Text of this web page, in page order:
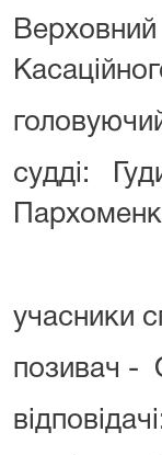
Верховний
судді:
учасники
позивач -